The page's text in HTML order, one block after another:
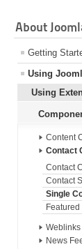
About
Getting
Using
Using
Content
Contact
Contact
Contact
Single
News